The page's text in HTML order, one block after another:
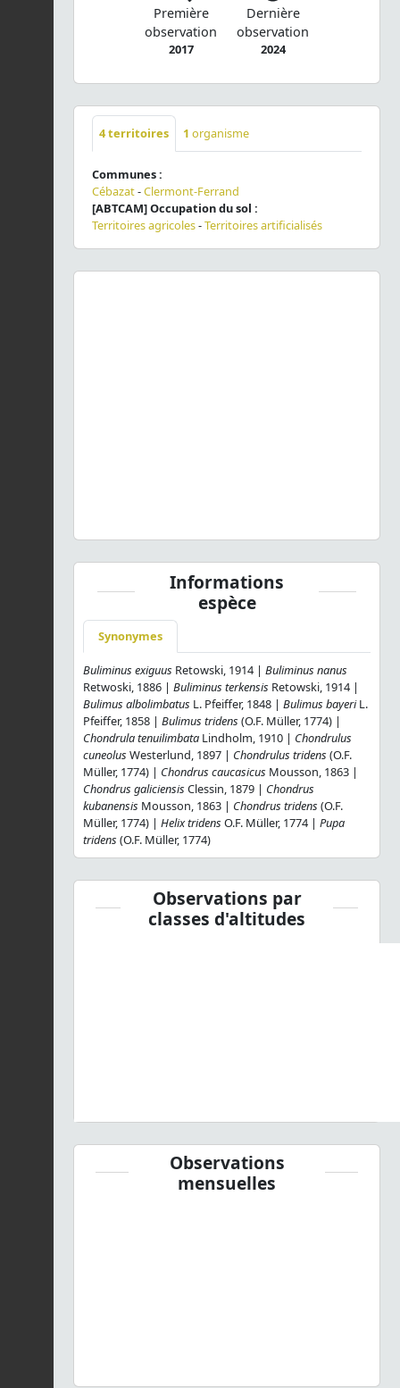
Première
observation
2017
Dernière
observation
2024
4territoires 1 organisme
Communes :
Cébazat-Clermont-Ferrand
[ABTCAM] Occupation du sol :
Territoires agricoles-Territoires artificialisés
Informations
espèce
Synonymes
Buliminus exiguus Retowski, 1914 | Buliminus nanus
Retwoski, 1886 | Buliminus terkensis Retowski, 1914 |
Bulimus albolimbatus L. Pfeiffer, 1848 | Bulimus bayeriL.
Pfeiffer, 1858 | Bulimus tridens (O.F. Müller, 1774) |
Chondrula tenuilimbata Lindholm, 1910 | Chondrulus
cuneolus Westerlund, 1897 | Chondrulus tridens (O.F.
Müller, 1774) | Chondrus caucasicus Mousson, 1863 |
Chondrus galiciensis Clessin, 1879 | Chondrus
kubanensis Mousson, 1863 | Chondrus tridens (O.F.
Müller, 1774) | Helix tridens O.F. Müller, 1774 | Pupa
tridens (O.F. Müller, 1774)
Observations par
classes d'altitudes
Observations
mensuelles